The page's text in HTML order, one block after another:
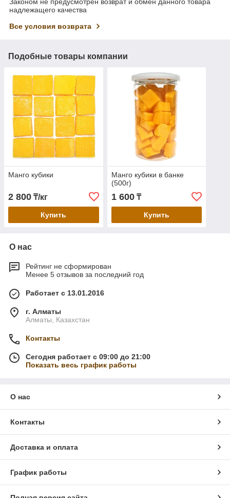
надлежащего качества
Все условия возврата
Подобные товары компании
Манго кубики
2 800 ₸/кг
Купить
Манго кубики в банке
(500г)
1 600₸
Купить
О нас
Рейтинг не сформирован
Менее 5 отзывов за последний год
Работает с 13.01.2016
г. Алматы
Алматы, Казахстан
Контакты
Сегодня работает с 09:00 до 21:00
Показать весь график работы
О нас
Контакты
Доставка и оплата
График работы